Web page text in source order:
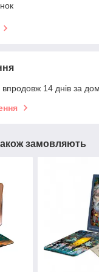
14 днів за
замовляють